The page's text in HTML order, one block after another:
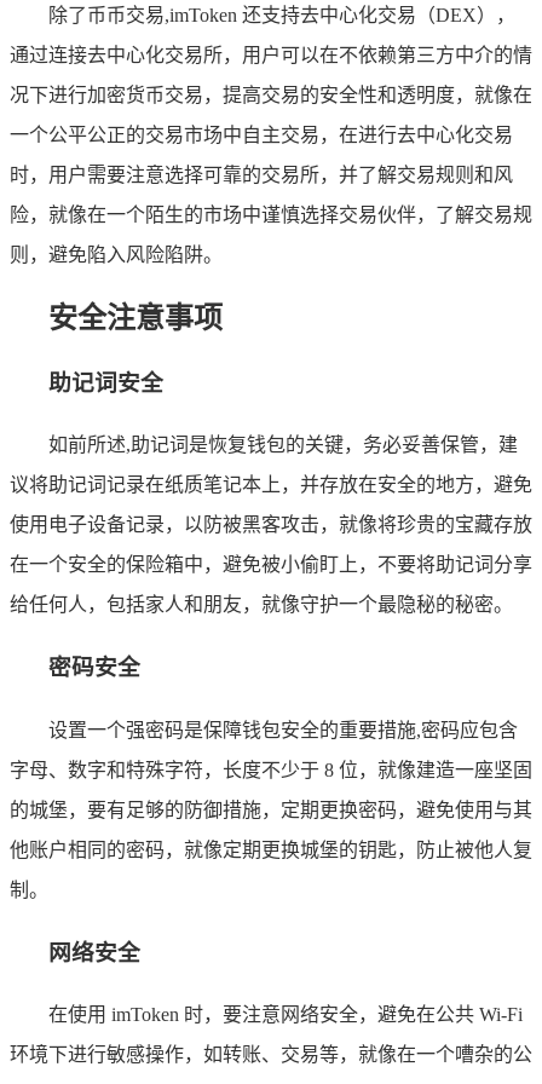
除了币币交易,imToken 还支持去中心化交易（DEX），
通过连接去中心化交易所，用户可以在不依赖第三方中介的情
况下进行加密货币交易，提高交易的安全性和透明度，就像在
一个公平公正的交易市场中自主交易，在进行去中心化交易
时，用户需要注意选择可靠的交易所，并了解交易规则和风
险，就像在一个陌生的市场中谨慎选择交易伙伴，了解交易规
则，避免陷入风险陷阱。
安全注意事项
助记词安全
如前所述,助记词是恢复钱包的关键，务必妥善保管，建
议将助记词记录在纸质笔记本上，并存放在安全的地方，避免
使用电子设备记录，以防被黑客攻击，就像将珍贵的宝藏存放
在一个安全的保险箱中，避免被小偷盯上，不要将助记词分享
给任何人，包括家人和朋友，就像守护一个最隐秘的秘密。
密码安全
设置一个强密码是保障钱包安全的重要措施,密码应包含
字母、数字和特殊字符，长度不少于 8 位，就像建造一座坚固
的城堡，要有足够的防御措施，定期更换密码，避免使用与其
他账户相同的密码，就像定期更换城堡的钥匙，防止被他人复
制。
网络安全
在使用 imToken 时，要注意网络安全，避免在公共 Wi-Fi
环境下进行敏感操作，如转账、交易等，就像在一个嘈杂的公